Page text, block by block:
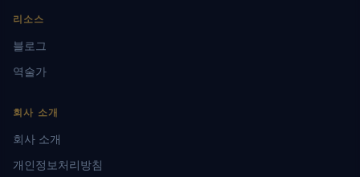
리소스
블로그
역술가
회사 소개
회사 소개
개인정보처리방침